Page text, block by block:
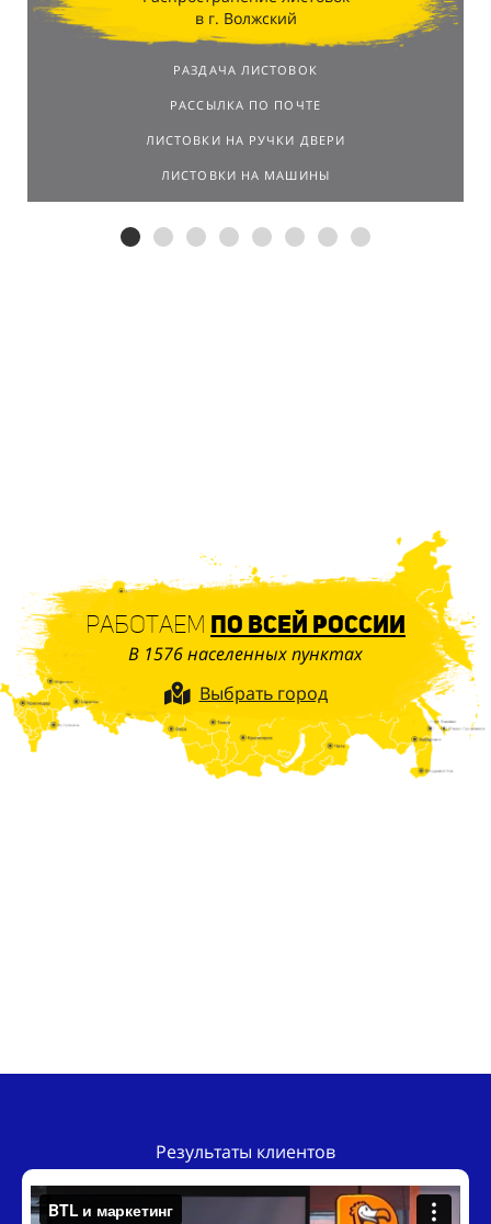
в г. Волжский
РАЗДАЧА ЛИСТОВОК
РАССЫЛКА ПО ПОЧТЕ
ЛИСТОВКИ НА РУЧКИ ДВЕРИ
ЛИСТОВКИ НА МАШИНЫ
Работаем по всей России
В 1576 населенных пунктах
Выбрать город
Результаты клиентов